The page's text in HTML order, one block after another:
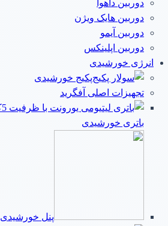
دوربین داهوا
دوربین هایک ویژن
دوربین آیمو
دوربین اپلینکس
انرژی خورشیدی
پکیج خورشیدی
تجهیزات اصلی آفگرید
باتری خورشیدی
پنل خورشیدی